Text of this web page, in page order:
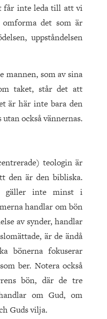
får inte leda till att vi
det som är
uppståndelsen
mannen, som av sina
taket, står det att
är här inte bara den
också vännernas.
teologin är
den är den bibliska.
gäller inte minst i
handlar om bön
av synder, handlar
är de ändå
bönerna fokuserar
ber. Notera också
bön, där de tre
om Gud, om
Guds vilja.